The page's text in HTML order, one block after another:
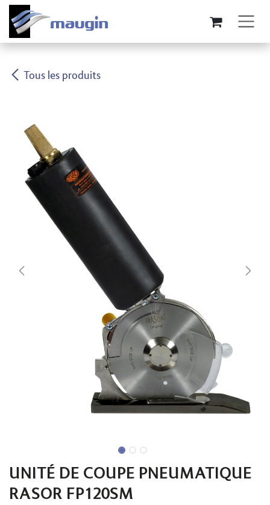
Se rendre au contenu
Tous les produits
UNITÉ DE COUPE PNEUMATIQUE
RASOR FP120SM